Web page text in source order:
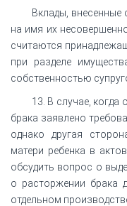
Вклады, внесенные
на имя их
считаются
при разделе
собственностью
13. В случае,
брака заявлено
однако другая
матери ребенка в
обсудить вопрос о
о расторжении брака
отдельном